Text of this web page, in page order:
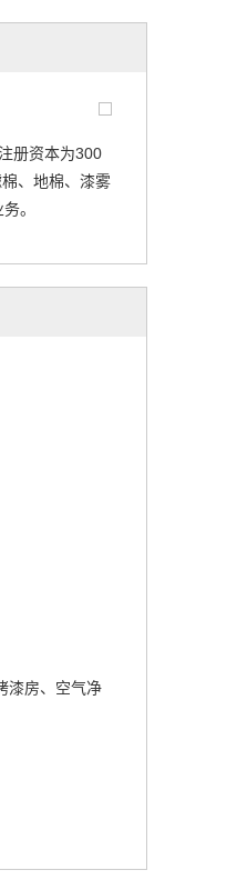
册资本为300
、地棉、漆雾
。
漆房、空气净